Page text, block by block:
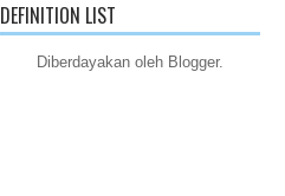
DEFINITION LIST
Diberdayakan oleh Blogger.